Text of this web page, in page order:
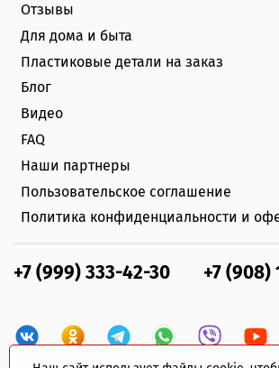
Отзывы
Для дома и быта
Пластиковые детали на заказ
Блог
Видео
FAQ
Наши партнеры
Пользовательское соглашение
Политика конфиденциальности и
+7 (999) 333-42-30 +7 (908)